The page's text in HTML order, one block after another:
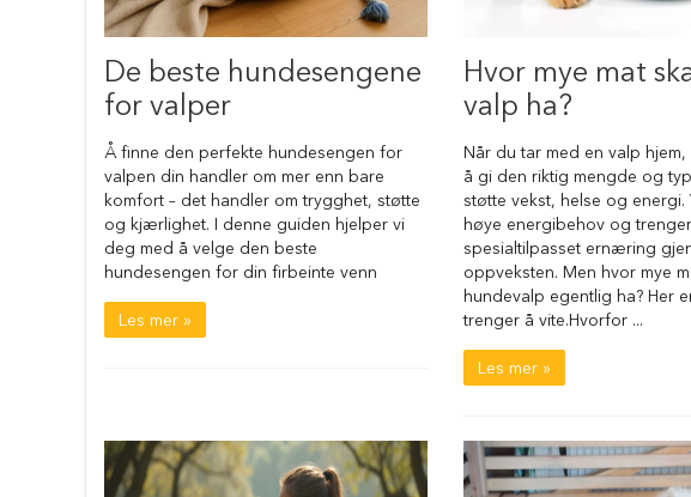
hundebur
Transportbur
Tilbehør
hundebur
Madrass
hundebur
Hundehus
De beste hundesengene
for valper
Å finne den perfekte hundesengen for
valpen din handler om mer enn bare
komfort – det handler om trygghet, støtte
og kjærlighet. I denne guiden hjelper vi
deg med å velge den beste
hundesengen for din firbeinte venn
Les mer »
Hvor mye mat
valp ha?
Når du tar med en valp
å gi den riktig mengde og
støtte vekst, helse og energi.
høye energibehov og trenger
spesialtilpasset ernæring
oppveksten. Men hvor mye
hundevalp egentlig ha? Her
trenger å vite.Hvorfor ...
Les mer »